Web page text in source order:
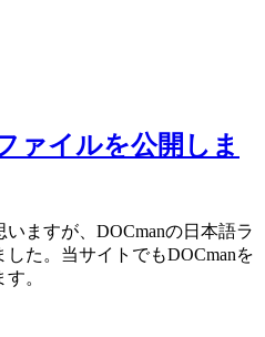
ァイルを公開しま
ますが、DOCmanの日本語ラ
た。当サイトでもDOCmanを
。